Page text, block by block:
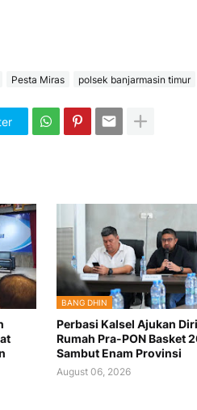
Pesta Miras polsek banjarmasin timur
BANG DHIN
Perbasi Kalsel Ajukan
Rumah Pra-PON Basket
Sambut Enam Provinsi
August 06, 2026